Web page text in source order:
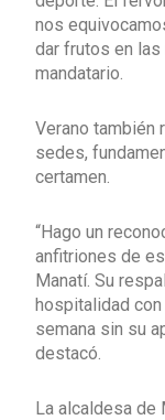
nos
dar frutos en las
mandatario.
Verano también
sedes,
certamen.
“Hago un
anfitriones de
Manatí. Su
hospitalidad
semana sin su
destacó.
La alcaldesa de